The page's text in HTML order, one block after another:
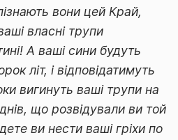
вони цей Край,
власні трупи
А ваші сини будуть
літ, і відповідатимуть
вигинуть ваші трупи на
що розвідували ви той
ви нести ваші гріхи по